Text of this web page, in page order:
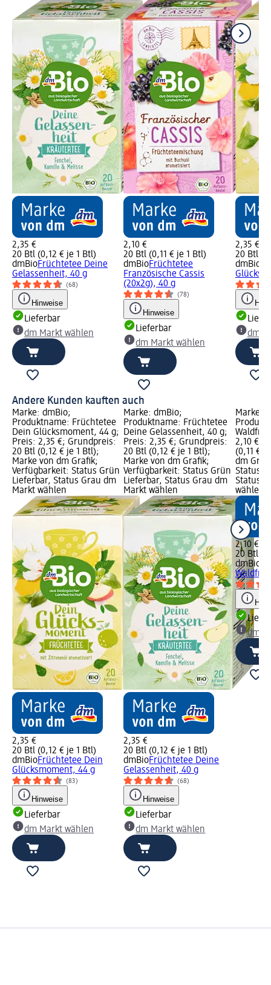
2,35 €
20 Btl (0,12 € je 1 Btl)
dmBioFrüchtetee Deine
Gelassenheit, 40 g
(68)
Hinweise
Lieferbar
dm Markt wählen
2,10 €
20 Btl (0,11 € je 1 Btl)
dmBioFrüchtetee
Französische Cassis
(20x2g), 40 g
(78)
Hinweise
Lieferbar
dm Markt wählen
2,35 €
20 Btl
dmBio
dm
Andere Kunden kauften auch
Marke: dmBio;
Produktname: Früchtetee
Dein Glücksmoment, 44 g;
Preis: 2,35 €; Grundpreis:
20 Btl (0,12 € je 1 Btl);
Marke von dm Grafik;
Verfügbarkeit: Status Grün
Lieferbar, Status Grau dm
Markt wählen
2,35 €
20 Btl (0,12 € je 1 Btl)
dmBioFrüchtetee Dein
Glücksmoment, 44 g
(83)
Hinweise
Lieferbar
dm Markt wählen
Marke: dmBio;
Produktname: Früchtetee
Deine Gelassenheit, 40 g;
Preis: 2,35 €; Grundpreis:
20 Btl (0,12 € je 1 Btl);
Marke von dm Grafik;
Verfügbarkeit: Status Grün
Lieferbar, Status Grau dm
Markt wählen
2,35 €
20 Btl (0,12 € je 1 Btl)
dmBioFrüchtetee Deine
Gelassenheit, 40 g
(68)
Hinweise
Lieferbar
dm Markt wählen
Marke:
2,10 €;
(0,11 €
dm
Status
Status
wählen
2,10 €
20 Btl
dmBio
dm